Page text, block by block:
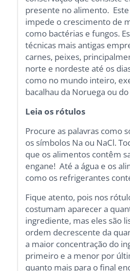
presente no alimento.
impede o crescimento de
como bactérias e fungos.
técnicas mais antigas
carnes, peixes,
norte e nordeste até os
como no mundo inteiro,
bacalhau da Noruega ou
Leia os rótulos
Procure as palavras como
os símbolos Na ou NaCl.
que os alimentos contêm
engane! Até a água e os
como os refrigerantes
Fique atento, pois nos
costumam aparecer a
ingrediente, mas eles são
ordem decrescente da
a maior concentração do
primeiro e a menor por
quanto mais para o final